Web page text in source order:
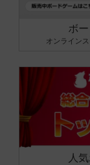
ボ
オンライン
人